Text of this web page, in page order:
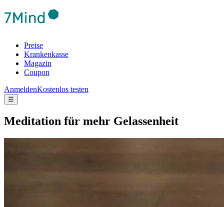
Preise
Krankenkasse
Magazin
Coupon
AnmeldenKostenlos testen
☰
Medi­ta­tion für mehr Gelas­sen­heit